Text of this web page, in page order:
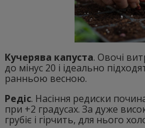
Кучерява капуста. Овочі
до мінус 20 і ідеально
ранньою весною.
Редіс. Насіння редиски
при +2 градусах. За дуже
грубіє і гірчить, для нього